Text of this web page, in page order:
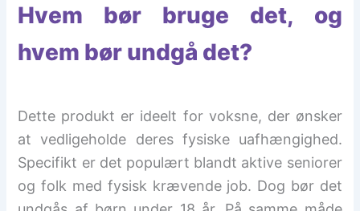
Hvem bør bruge det, og
hvem bør undgå det?
Dette produkt er ideelt for voksne, der ønsker
at vedligeholde deres fysiske uafhængighed.
Specifikt er det populært blandt aktive seniorer
og folk med fysisk krævende job. Dog bør det